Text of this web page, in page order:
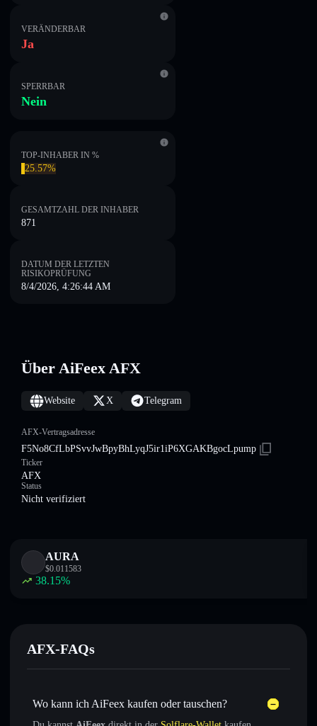
VERÄNDERBAR
Ja
SPERRBAR
Nein
TOP-INHABER IN %
25.57%
GESAMTZAHL DER INHABER
871
DATUM DER LETZTEN
RISIKOPRÜFUNG
8/4/2026, 4:26:44 AM
Über AiFeex AFX
Website X Telegram
AFX-Vertragsadresse
F5No8CfLbPSvvJwBpyBhLyqJ5ir1iP6XGAKBgocLpump
Ticker
AFX
Status
Nicht verifiziert
AURA
$0.011583
38.15%
AFX-FAQs
Wo kann ich AiFeex kaufen oder tauschen?